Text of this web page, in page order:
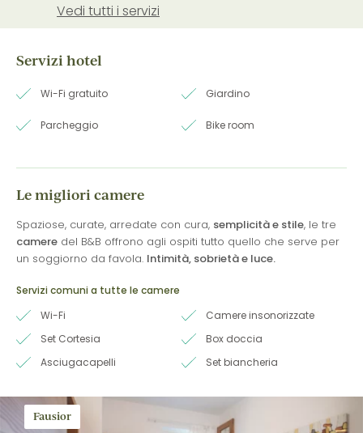
Vedi tutti i servizi
Servizi hotel
Wi-Fi gratuito Giardino
Parcheggio Bike room
Le migliori camere
Spaziose, curate, arredate con cura, semplicità e stile, le tre
camere del B&B offrono agli ospiti tutto quello che serve per
un soggiorno da favola. Intimità, sobrietà e luce.
Servizi comuni a tutte le camere
Wi-Fi
Camere insonorizzate
Set Cortesia
Box doccia
Asciugacapelli
Set biancheria
Fausior